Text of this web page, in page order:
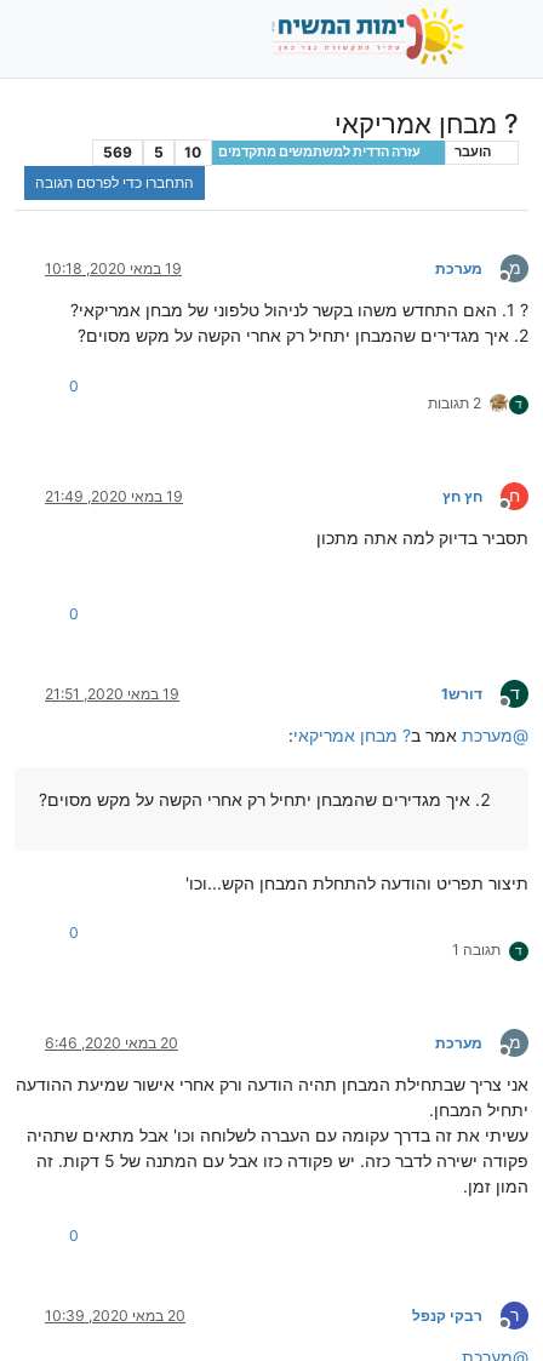
? מבחן אמריקאי
הועבר עזרה הדדית למשתמשים מתקדמים 10
5
569
התחברו כדי לפרסם תגובה
מ
מנותק
מערכת 19 במאי 2020, 10:18
? 1. האם התחדש משהו בקשר לניהול טלפוני של מבחן אמריקאי?
2. איך מגדירים שהמבחן יתחיל רק אחרי הקשה על מקש מסוים?
ד 2 תגובות
0
ח
מנותק
חץ חץ 19 במאי 2020, 21:49
תסביר בדיוק למה אתה מתכון
0
ד
מנותק
דורש1 19 במאי 2020, 21:51
@מערכת אמר ב? מבחן אמריקאי:
איך מגדירים שהמבחן יתחיל רק אחרי הקשה על מקש מסוים?
תיצור תפריט והודעה להתחלת המבחן הקש...וכו'
ד תגובה 1
0
מ
מנותק
מערכת 20 במאי 2020, 6:46
אני צריך שבתחילת המבחן תהיה הודעה ורק אחרי אישור שמיעת ההודעה
יתחיל המבחן.
עשיתי את זה בדרך עקומה עם העברה לשלוחה וכו' אבל מתאים שתהיה
פקודה ישירה לדבר כזה. יש פקודה כזו אבל עם המתנה של 5 דקות. זה
המון זמן.
0
ר
מנותק
רבקי קנפל 20 במאי 2020, 10:39